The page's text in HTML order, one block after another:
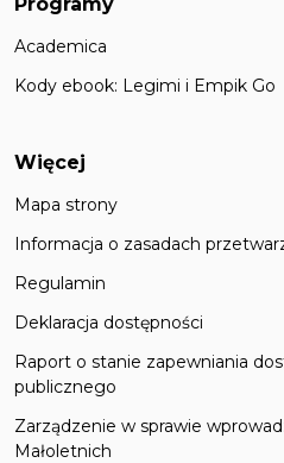
Academica
Kody ebook: Legimi i Empik Go
Więcej
Mapa strony
Informacja o zasadach
Regulamin
Deklaracja dostępności
Raport o stanie zapewniania
publicznego
Zarządzenie w sprawie
Małoletnich